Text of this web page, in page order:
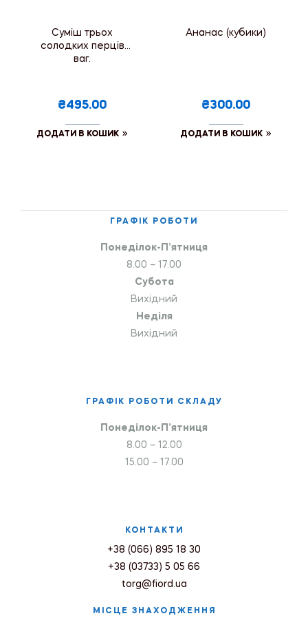
Суміш трьох
солодких перців
ваг.
₴495.00
ДОДАТИ В КОШИК
Ананас (кубики)
₴300.00
ДОДАТИ В КОШИК
ГРАФІК РОБОТИ
Понеділок-П’ятниця
8.00 – 17.00
Субота
Вихідний
Неділя
Вихідний
ГРАФІК РОБОТИ СКЛАДУ
Понеділок-П’ятниця
8.00 – 12.00
15.00 – 17.00
КОНТАКТИ
+38 (066) 895 18 30
+38 (03733) 5 05 66
torg@fiord.ua
МІСЦЕ ЗНАХОДЖЕННЯ